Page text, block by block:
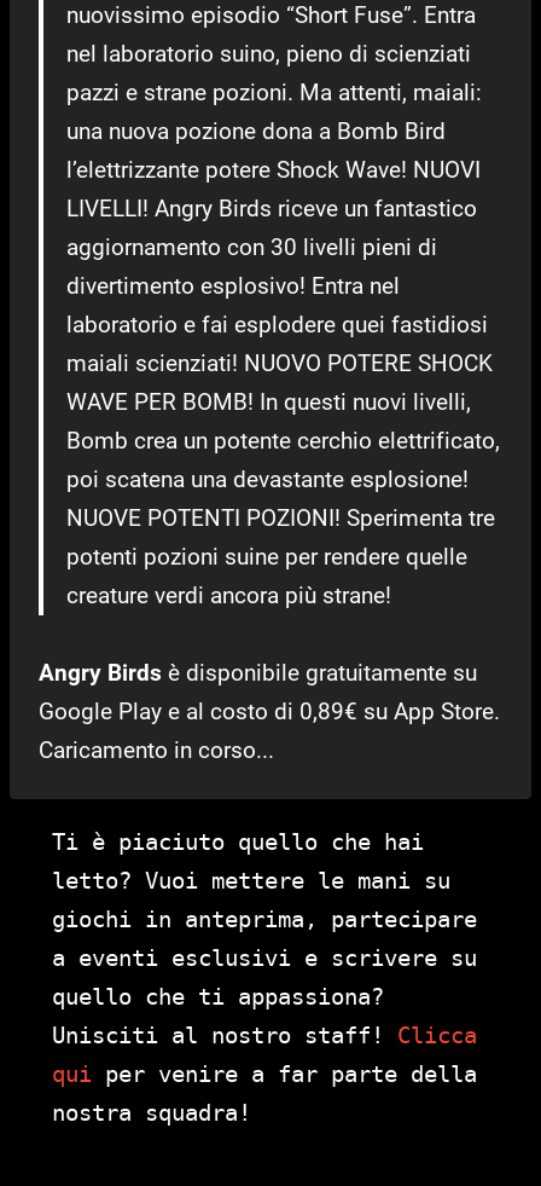
nuovissimo episodio “Short Fuse”. Entra
nel laboratorio suino, pieno di scienziati
pazzi e strane pozioni. Ma attenti, maiali:
una nuova pozione dona a Bomb Bird
l’elettrizzante potere Shock Wave! NUOVI
LIVELLI! Angry Birds riceve un fantastico
aggiornamento con 30 livelli pieni di
divertimento esplosivo! Entra nel
laboratorio e fai esplodere quei fastidiosi
maiali scienziati! NUOVO POTERE SHOCK
WAVE PER BOMB! In questi nuovi livelli,
Bomb crea un potente cerchio elettrificato,
poi scatena una devastante esplosione!
NUOVE POTENTI POZIONI! Sperimenta tre
potenti pozioni suine per rendere quelle
creature verdi ancora più strane!
Angry Birds è disponibile gratuitamente su
Google Play e al costo di 0,89€ su App Store.
Caricamento in corso...
Ti è piaciuto quello che hai
letto? Vuoi mettere le mani su
giochi in anteprima, partecipare
a eventi esclusivi e scrivere su
quello che ti appassiona?
Unisciti al nostro staff! Clicca
qui per venire a far parte della
nostra squadra!